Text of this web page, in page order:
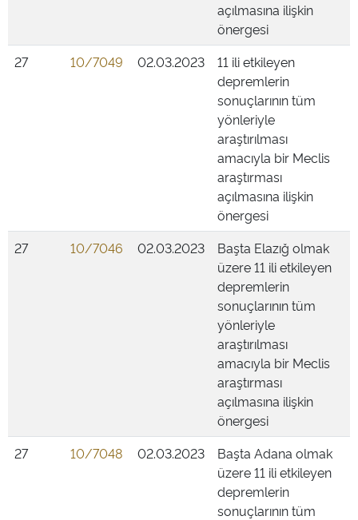
açılmasına ilişkin
önergesi
27
10/7049 02.03.2023
11 ili etkileyen
depremlerin
sonuçlarının tüm
yönleriyle
araştırılması
amacıyla bir Meclis
araştırması
açılmasına ilişkin
önergesi
27
10/7046 02.03.2023
Başta Elazığ olmak
üzere 11 ili etkileyen
depremlerin
sonuçlarının tüm
yönleriyle
araştırılması
amacıyla bir Meclis
araştırması
açılmasına ilişkin
önergesi
27
10/7048 02.03.2023
Başta Adana olmak
üzere 11 ili etkileyen
depremlerin
sonuçlarının tüm